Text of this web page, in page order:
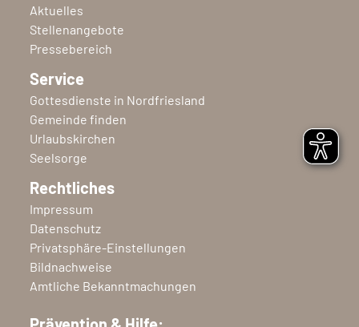
Aktuelles
Stellenangebote
Pressebereich
Service
Gottesdienste in Nordfriesland
Gemeinde finden
Urlaubskirchen
Seelsorge
Rechtliches
Impressum
Datenschutz
Privatsphäre-Einstellungen
Bildnachweise
Amtliche Bekanntmachungen